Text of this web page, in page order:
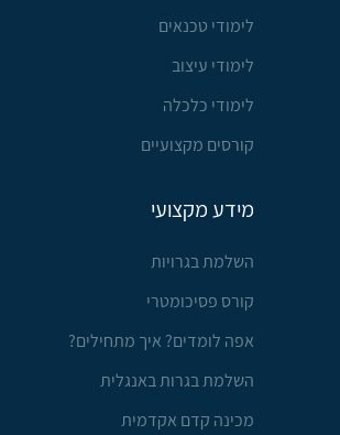
לימודי טכנאים
לימודי עיצוב
לימודי כלכלה
קורסים מקצועיים
מידע מקצועי
השלמת בגרויות
קורס פסיכומטרי
אפה לומדים? איך מתחילים?
השלמת בגרות באנגלית
מכינה קדם אקדמית